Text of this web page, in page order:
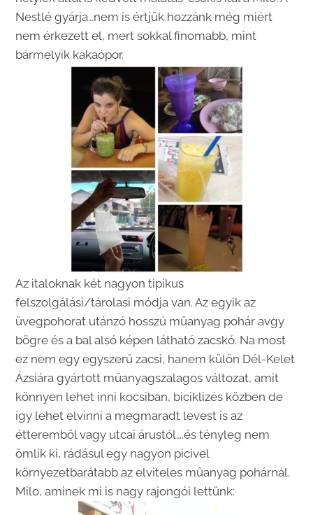
Nestlé gyárja…nem is értjük hozzánk még miért
nem érkezett el, mert sokkal finomabb, mint
bármelyik kakaópor.
Az italoknak két nagyon tipikus
felszolgálási/tárolasi módja van. Az egyik az
üvegpohorat utánzó hosszú műanyag pohár avgy
bögre és a bal alsó képen látható zacskó. Na most
ez nem egy egyszerű zacsi, hanem külön Dél-Kelet
Ázsiára gyártott műanyagszalagos változat, amit
könnyen lehet inni kocsiban, biciklizés közben de
így lehet elvinni a megmaradt levest is az
étteremből vagy utcai árustól….és tényleg nem
ömlik ki, rádásul egy nagyon picivel
környezetbarátabb az elviteles műanyag pohárnál.
Milo, aminek mi is nagy rajongói lettünk: